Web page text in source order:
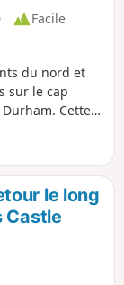
Facile
du nord et
sur le cap
Cette
Station
et se termine à
des bois et
être
la région
le long
Castle